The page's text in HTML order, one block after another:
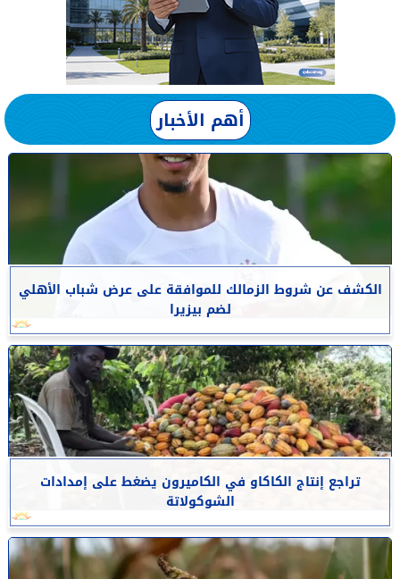
أهم الأخبار
الكشف عن شروط الزمالك للموافقة على عرض شباب الأهلي
لضم بيزيرا
تراجع إنتاج الكاكاو في الكاميرون يضغط على إمدادات
الشوكولاتة